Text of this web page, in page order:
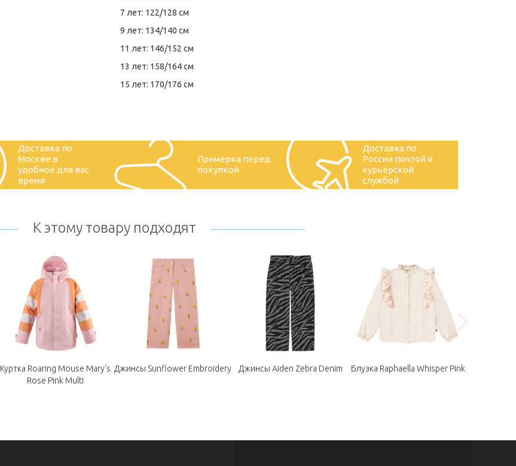
7 лет: 122/128 см
9 лет: 134/140 см
11 лет: 146/152 см
13 лет: 158/164 см
15 лет: 170/176 см
Доставка по
Москве в
удобное для вас
время
Примерка перед
покупкой
Доставка по
России почтой и
курьерской
службой
К этому товару подходят
Куртка Roaring Mouse Mary's
Rose Pink Multi
Джинсы Sunflower Embroidery Джинсы Aiden Zebra Denim Блузка Raphaella Whisper Pink